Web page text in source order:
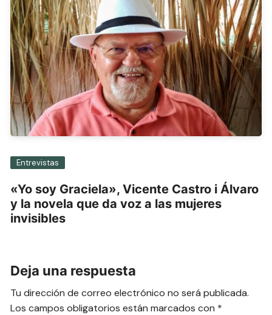
Entrevistas
«Yo soy Graciela», Vicente Castro i Álvaro
y la novela que da voz a las mujeres
invisibles
Deja una respuesta
Tu dirección de correo electrónico no será publicada.
Los campos obligatorios están marcados con *